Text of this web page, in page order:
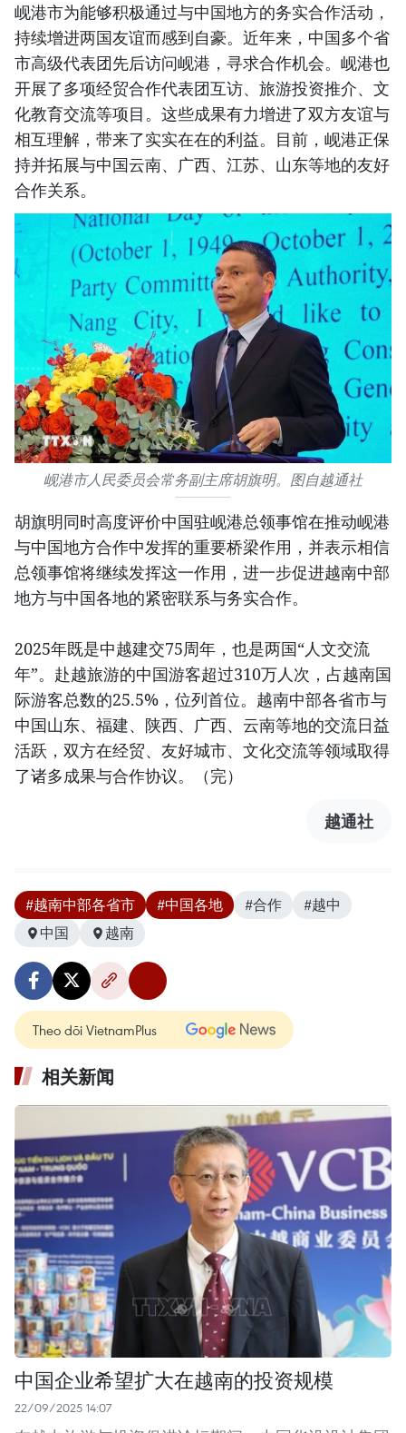
岘港市为能够积极通过与中国地方的务实合作活动，
持续增进两国友谊而感到自豪。近年来，中国多个省
市高级代表团先后访问岘港，寻求合作机会。岘港也
开展了多项经贸合作代表团互访、旅游投资推介、文
化教育交流等项目。这些成果有力增进了双方友谊与
相互理解，带来了实实在在的利益。目前，岘港正保
持并拓展与中国云南、广西、江苏、山东等地的友好
合作关系。
岘港市人民委员会常务副主席胡旗明。图自越通社
胡旗明同时高度评价中国驻岘港总领事馆在推动岘港
与中国地方合作中发挥的重要桥梁作用，并表示相信
总领事馆将继续发挥这一作用，进一步促进越南中部
地方与中国各地的紧密联系与务实合作。
2025年既是中越建交75周年，也是两国“人文交流
年”。赴越旅游的中国游客超过310万人次，占越南国
际游客总数的25.5%，位列首位。越南中部各省市与
中国山东、福建、陕西、广西、云南等地的交流日益
活跃，双方在经贸、友好城市、文化交流等领域取得
了诸多成果与合作协议。（完）
越通社
#越南中部各省市 #中国各地 #合作
#越中
中国
越南
Theo dõi VietnamPlus
相关新闻
中国企业希望扩大在越南的投资规模
22/09/2025 14:07